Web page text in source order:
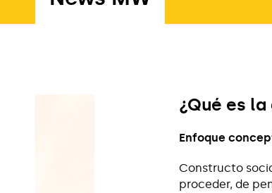
¿Qué es
Enfoque
Constructo
proceder, de